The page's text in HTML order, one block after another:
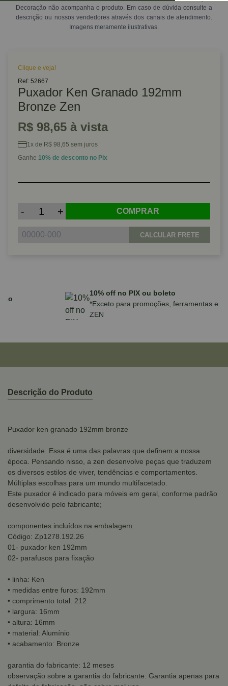
Decoração não acompanha o produto. Em caso de dúvida consulte a
descrição ou nossos vendedores através dos canais de atendimento.
Imagens meramente ilustrativas.
Clique e veja!
Ref: 52667
Puxador Ken Granado 192mm
Bronze Zen
R$ 98,65 à vista
1x de R$ 98,65 sem juros
Ganhe 10% de desconto no Pix
- + COMPRAR
CALCULAR FRETE
Parcele em até 10x sem juros no cartão
para compras acima de R$590,00
Descrição do Produto
Puxador ken granado 192mm bronze
diversidade. Essa é uma das palavras que definem a nossa
época. Pensando nisso, a zen desenvolve peças que traduzem
os diversos estilos de viver, tendências e comportamentos.
Múltiplas escolhas para um mundo multifacetado.
Este puxador é indicado para móveis em geral, conforme padrão
desenvolvido pelo fabricante;
componentes incluídos na embalagem:
Código: Zp1278.192.26
01- puxador ken 192mm
02- parafusos para fixação
• linha: Ken
• medidas entre furos: 192mm
• comprimento total: 212
• largura: 16mm
• altura: 16mm
• material: Alumínio
• acabamento: Bronze
garantia do fabricante: 12 meses
observação sobre a garantia do fabricante: Garantia apenas para